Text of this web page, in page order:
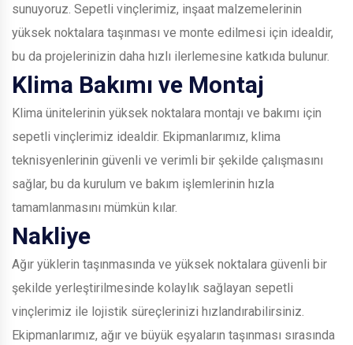
sunuyoruz. Sepetli vinçlerimiz, inşaat malzemelerinin
yüksek noktalara taşınması ve monte edilmesi için idealdir,
bu da projelerinizin daha hızlı ilerlemesine katkıda bulunur.
Klima Bakımı ve Montaj
Klima ünitelerinin yüksek noktalara montajı ve bakımı için
sepetli vinçlerimiz idealdir. Ekipmanlarımız, klima
teknisyenlerinin güvenli ve verimli bir şekilde çalışmasını
sağlar, bu da kurulum ve bakım işlemlerinin hızla
tamamlanmasını mümkün kılar.
Nakliye
Ağır yüklerin taşınmasında ve yüksek noktalara güvenli bir
şekilde yerleştirilmesinde kolaylık sağlayan sepetli
vinçlerimiz ile lojistik süreçlerinizi hızlandırabilirsiniz.
Ekipmanlarımız, ağır ve büyük eşyaların taşınması sırasında